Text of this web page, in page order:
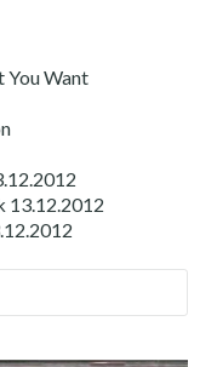
You Want
13.12.2012